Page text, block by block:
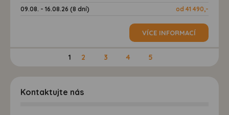
09.08. - 16.08.26 (8 dní)
od 41 490,-
VÍCE INFORMACÍ
1 2 3 4 5
Kontaktujte nás